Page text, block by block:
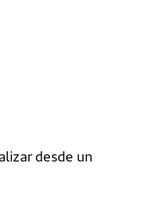
desde un